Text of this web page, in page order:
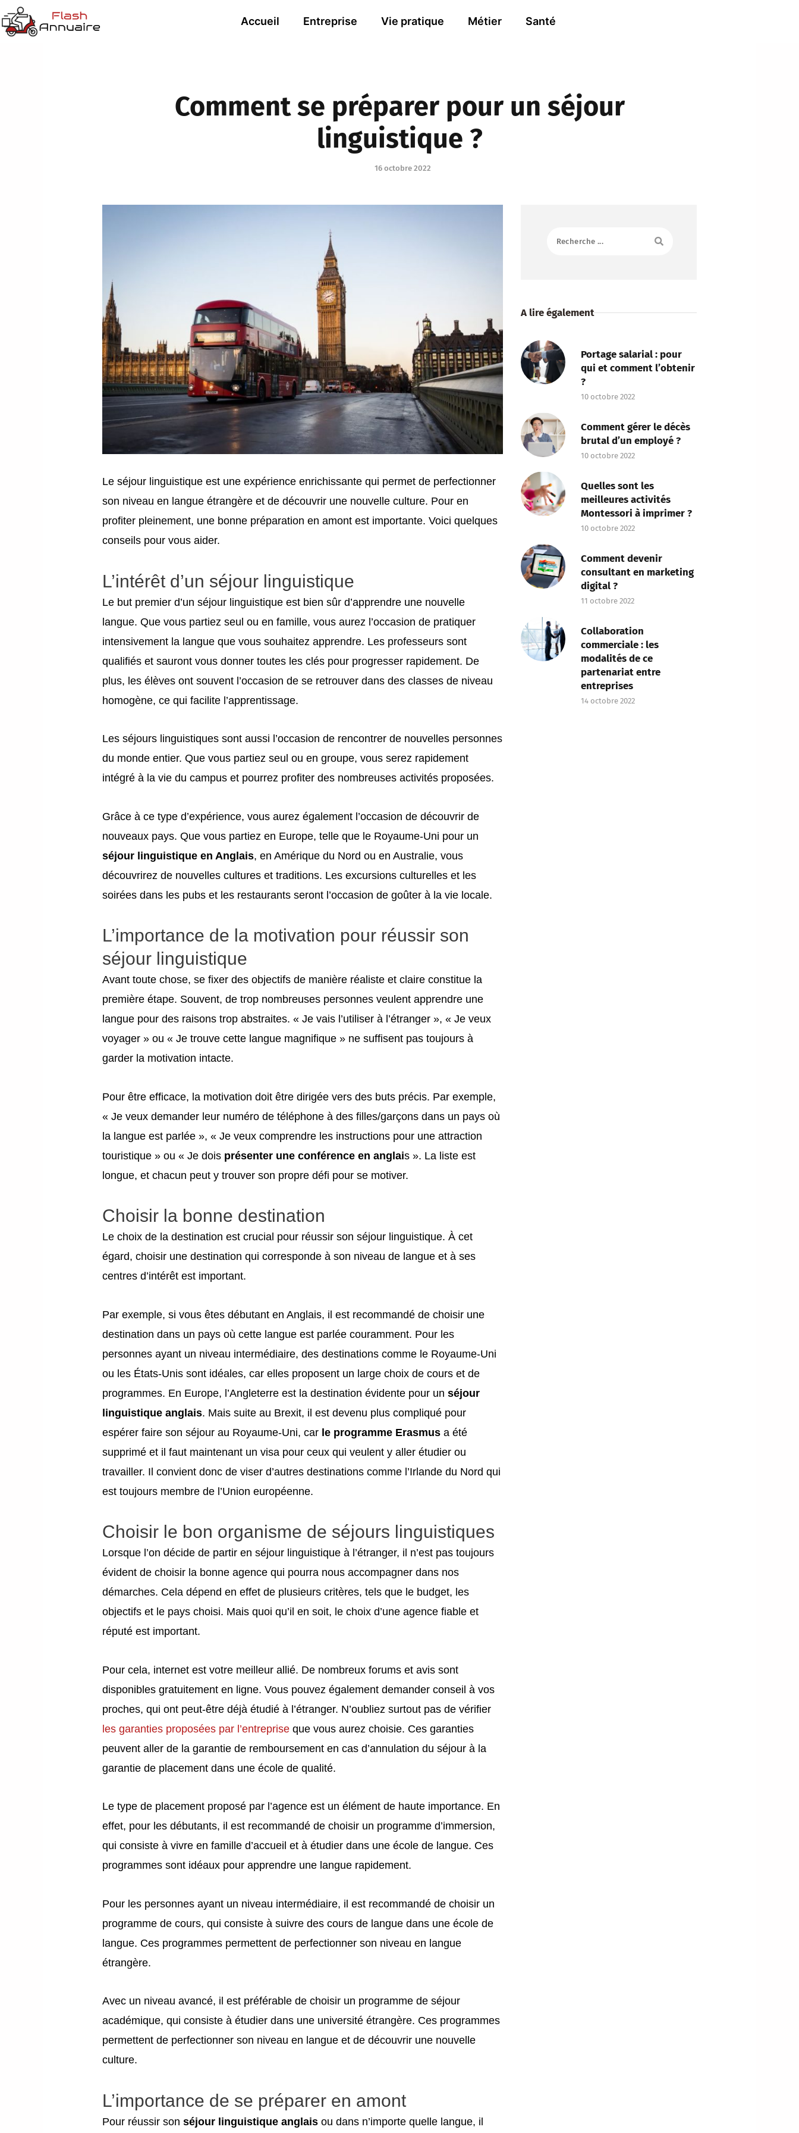
Accueil Entreprise Vie pratique Métier Santé
Comment se préparer pour un séjour
linguistique ?
16 octobre 2022
Le séjour linguistique est une expérience enrichissante qui permet de perfectionner
son niveau en langue étrangère et de découvrir une nouvelle culture. Pour en
profiter pleinement, une bonne préparation en amont est importante. Voici quelques
conseils pour vous aider.
L’intérêt d’un séjour linguistique
Le but premier d’un séjour linguistique est bien sûr d’apprendre une nouvelle
langue. Que vous partiez seul ou en famille, vous aurez l’occasion de pratiquer
intensivement la langue que vous souhaitez apprendre. Les professeurs sont
qualifiés et sauront vous donner toutes les clés pour progresser rapidement. De
plus, les élèves ont souvent l’occasion de se retrouver dans des classes de niveau
homogène, ce qui facilite l’apprentissage.
Les séjours linguistiques sont aussi l’occasion de rencontrer de nouvelles personnes
du monde entier. Que vous partiez seul ou en groupe, vous serez rapidement
intégré à la vie du campus et pourrez profiter des nombreuses activités proposées.
Grâce à ce type d’expérience, vous aurez également l’occasion de découvrir de
nouveaux pays. Que vous partiez en Europe, telle que le Royaume-Uni pour un
séjour linguistique en Anglais, en Amérique du Nord ou en Australie, vous
découvrirez de nouvelles cultures et traditions. Les excursions culturelles et les
soirées dans les pubs et les restaurants seront l’occasion de goûter à la vie locale.
L’importance de la motivation pour réussir son
séjour linguistique
Avant toute chose, se fixer des objectifs de manière réaliste et claire constitue la
première étape. Souvent, de trop nombreuses personnes veulent apprendre une
langue pour des raisons trop abstraites. « Je vais l’utiliser à l’étranger », « Je veux
voyager » ou « Je trouve cette langue magnifique » ne suffisent pas toujours à
garder la motivation intacte.
Pour être efficace, la motivation doit être dirigée vers des buts précis. Par exemple,
« Je veux demander leur numéro de téléphone à des filles/garçons dans un pays où
la langue est parlée », « Je veux comprendre les instructions pour une attraction
touristique » ou « Je dois présenter une conférence en anglais ». La liste est
longue, et chacun peut y trouver son propre défi pour se motiver.
Choisir la bonne destination
Le choix de la destination est crucial pour réussir son séjour linguistique. À cet
égard, choisir une destination qui corresponde à son niveau de langue et à ses
centres d’intérêt est important.
Par exemple, si vous êtes débutant en Anglais, il est recommandé de choisir une
destination dans un pays où cette langue est parlée couramment. Pour les
personnes ayant un niveau intermédiaire, des destinations comme le Royaume-Uni
ou les États-Unis sont idéales, car elles proposent un large choix de cours et de
programmes. En Europe, l’Angleterre est la destination évidente pour unséjour
linguistique anglais. Mais suite au Brexit, il est devenu plus compliqué pour
espérer faire son séjour au Royaume-Uni, car le programme Erasmus a été
supprimé et il faut maintenant un visa pour ceux qui veulent y aller étudier ou
travailler. Il convient donc de viser d’autres destinations comme l’Irlande du Nord qui
est toujours membre de l’Union européenne.
Choisir le bon organisme de séjours linguistiques
Lorsque l’on décide de partir en séjour linguistique à l’étranger, il n’est pas toujours
évident de choisir la bonne agence qui pourra nous accompagner dans nos
démarches. Cela dépend en effet de plusieurs critères, tels que le budget, les
objectifs et le pays choisi. Mais quoi qu’il en soit, le choix d’une agence fiable et
réputé est important.
Pour cela, internet est votre meilleur allié. De nombreux forums et avis sont
disponibles gratuitement en ligne. Vous pouvez également demander conseil à vos
proches, qui ont peut-être déjà étudié à l’étranger. N’oubliez surtout pas de vérifier
les garanties proposées par l’entreprise que vous aurez choisie. Ces garanties
peuvent aller de la garantie de remboursement en cas d’annulation du séjour à la
garantie de placement dans une école de qualité.
Le type de placement proposé par l’agence est un élément de haute importance. En
effet, pour les débutants, il est recommandé de choisir un programme d’immersion,
qui consiste à vivre en famille d’accueil et à étudier dans une école de langue. Ces
programmes sont idéaux pour apprendre une langue rapidement.
Pour les personnes ayant un niveau intermédiaire, il est recommandé de choisir un
programme de cours, qui consiste à suivre des cours de langue dans une école de
langue. Ces programmes permettent de perfectionner son niveau en langue
étrangère.
Avec un niveau avancé, il est préférable de choisir un programme de séjour
académique, qui consiste à étudier dans une université étrangère. Ces programmes
permettent de perfectionner son niveau en langue et de découvrir une nouvelle
culture.
L’importance de se préparer en amont
Pour réussir sonséjour linguistique anglais ou dans n’importe quelle langue, il
A lire également
Portage salarial : pour
qui et comment l’obtenir
?
10 octobre 2022
Comment gérer le décès
brutal d’un employé ?
10 octobre 2022
Quelles sont les
meilleures activités
Montessori à imprimer ?
10 octobre 2022
Comment devenir
consultant en marketing
digital ?
11 octobre 2022
Collaboration
commerciale : les
modalités de ce
partenariat entre
entreprises
14 octobre 2022